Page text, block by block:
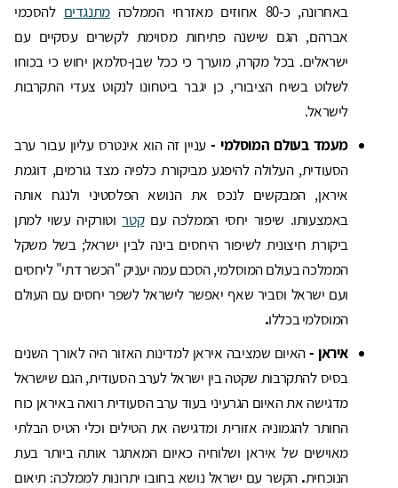
באחרונה, כ-80 אחוזים מאזרחי הממלכה
מתנגדים להסכמי
אברהם, הגם שישנה פתיחות מסוימת לקשרים עסקיים עם
ישראלים. בכל מקרה, מוערך כי ככל שבן-סלמאן יחוש כי בכוחו
לשלוט בשיח הציבורי, כן יגבר ביטחונו לנקוט צעדי התקרבות
לישראל.
מעמד בעולם המוסלמי -עניין זה הוא אינטרס עליון עבור ערב
הסעודית, העלולה להיפגע מביקורת כלפיה מצד גורמים, דוגמת
איראן, המבקשים לנכס את הנושא הפלסטיני ולנגח אותה
באמצעותו. שיפור יחסי הממלכה עםקטרוטורקיה עשוי למתן
ביקורת חיצונית לשיפור היחסים בינה לבין ישראל; בשל משקל
הממלכה בעולם המוסלמי, הסכם עמה יעניק "הכשר דתי" ליחסים
ועם ישראל וסביר שאף יאפשר לישראל לשפר יחסים עם העולם
המוסלמי בכללו.
איראן -האיום שמציבה איראן למדינות האזור היה לאורך השנים
בסיס להתקרבות שקטה בין ישראל לערב הסעודית, הגם שישראל
מדגישה את האיום הגרעיני בעוד ערב הסעודית רואה באיראן כוח
החותר להגמוניה אזורית ומדגישה את הטילים וכלי הטיס הבלתי
מאוישים של איראן ושלוחיה כאיום המאתגר אותה ביותר בעת
הנוכחית. הקשר עם ישראל נושא בחובו יתרונות לממלכה: תיאום